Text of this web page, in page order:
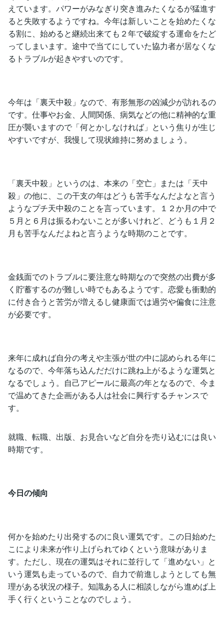
えています。パワーがみなぎり突き進みたくなるが猛進す
ると失敗するようですね。今年は新しいことを始めたくな
る割に、始めると継続出来ても２年で破綻する運命をたど
ってしまいます。途中で当てにしていた協力者が居なくな
るトラブルが起きやすいのです。
今年は「裏天中殺」なので、有形無形の凶減少が訪れるの
です。仕事やお金、人間関係、病気などの他に精神的な重
圧が襲いますので「何とかしなければ」という焦りが生じ
やすいですが、我慢して現状維持に努めましょう。
「裏天中殺」というのは、本来の「空亡」または「天中
殺」の他に、この干支の年はどうも苦手なんだよなと言う
ようなプチ天中殺のことを言っています。１２か月の中で
５月と６月は振るわないことが多いけれど、どうも１月２
月も苦手なんだよねと言うような時期のことです。
金銭面でのトラブルに要注意な時期なので突然の出費が多
く貯蓄するのが難しい時でもあるようです。恋愛も衝動的
に付き合うと苦労が増えるし健康面では過労や偏食に注意
が必要です。
来年に成れば自分の考えや主張が世の中に認められる年に
なるので、今年落ち込んだだけに跳ね上がるような運気と
なるでしょう。自己アピールに最高の年となるので、今ま
で温めてきた企画がある人は社会に興行するチャンスで
す。
就職、転職、出版、お見合いなど自分を売り込むには良い
時期です。
今日の傾向
何かを始めたり出発するのに良い運気です。この日始めた
こにより未来が作り上げられてゆくという意味がありま
す。ただし、現在の運気はそれに並行して「進めない」と
いう運気も走っているので、自力で前進しようとしても無
理がある状況の様子。知識ある人に相談しながら進めば上
手く行くということなのでしょう。